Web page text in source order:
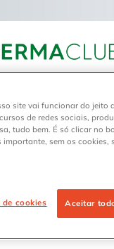
site vai funcionar do jeito
de redes sociais,
tudo bem. É só clicar no
sem os cookies,
cookies Aceitar